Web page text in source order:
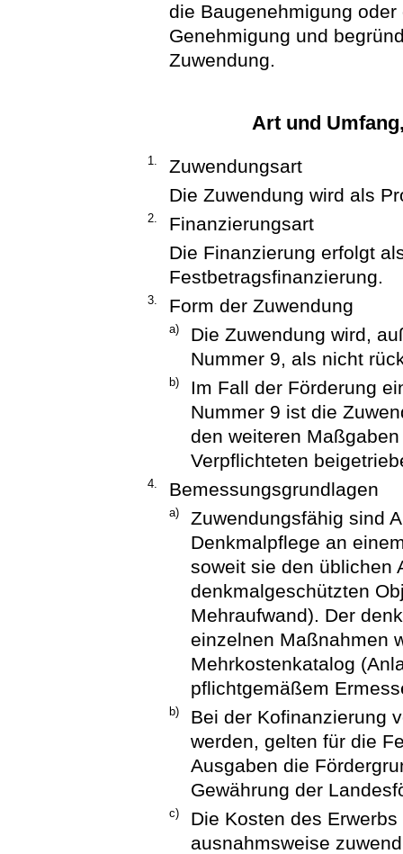
die Baugenehmigung
Genehmigung und
Zuwendung.
Art und
1.
Zuwendungsart
Die Zuwendung wird als
2.
Finanzierungsart
Die Finanzierung erfolgt
Festbetragsfinanzierung.
3. Form der Zuwendung
a)
Die Zuwendung wird,
Nummer 9, als nicht
b)
Im Fall der Förderung
Nummer 9 ist die
den weiteren
Verpflichteten
4. Bemessungsgrundlagen
a)
Zuwendungsfähig sind
Denkmalpflege an
soweit sie den üblichen
denkmalgeschützten
Mehraufwand). Der
einzelnen Maßnahmen
Mehrkostenkatalog
pflichtgemäßem
b)
Bei der Kofinanzierung
werden, gelten für die
Ausgaben die
Gewährung der
c)
Die Kosten des
ausnahmsweise